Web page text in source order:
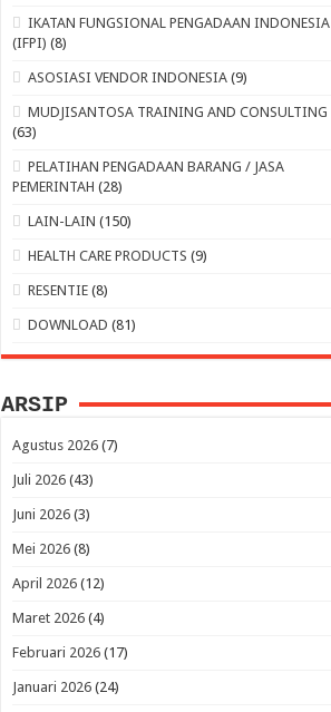
IKATAN FUNGSIONAL PENGADAAN INDONESIA
(IFPI) (8)
ASOSIASI VENDOR INDONESIA (9)
MUDJISANTOSA TRAINING AND CONSULTING
(63)
PELATIHAN PENGADAAN BARANG / JASA
PEMERINTAH (28)
LAIN-LAIN (150)
HEALTH CARE PRODUCTS (9)
RESENTIE (8)
DOWNLOAD (81)
ARSIP
Agustus 2026(7)
Juli 2026(43)
Juni 2026(3)
Mei 2026(8)
April 2026(12)
Maret 2026(4)
Februari 2026(17)
Januari 2026(24)